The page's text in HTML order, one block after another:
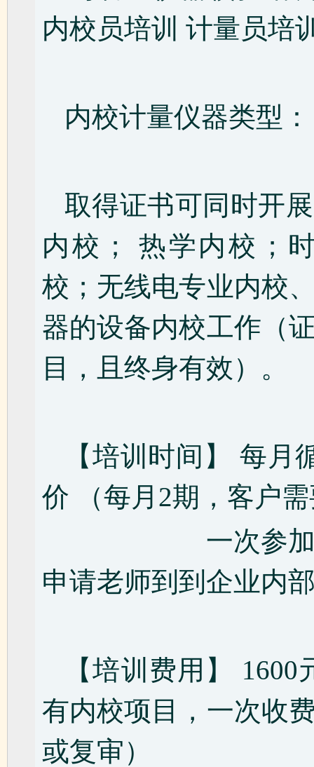
内校员培训 计量员培
内校计量仪器类型：
取得证书可同时开
内校； 热学内校；
校；无线电专业内校
器的设备内校工作（
目，且终身有效）。
【培训时间】 每
价 （每月2期，客户
一次参加10人
申请老师到到企业内
【培训费用】
有内校项目，一次收
或复审）